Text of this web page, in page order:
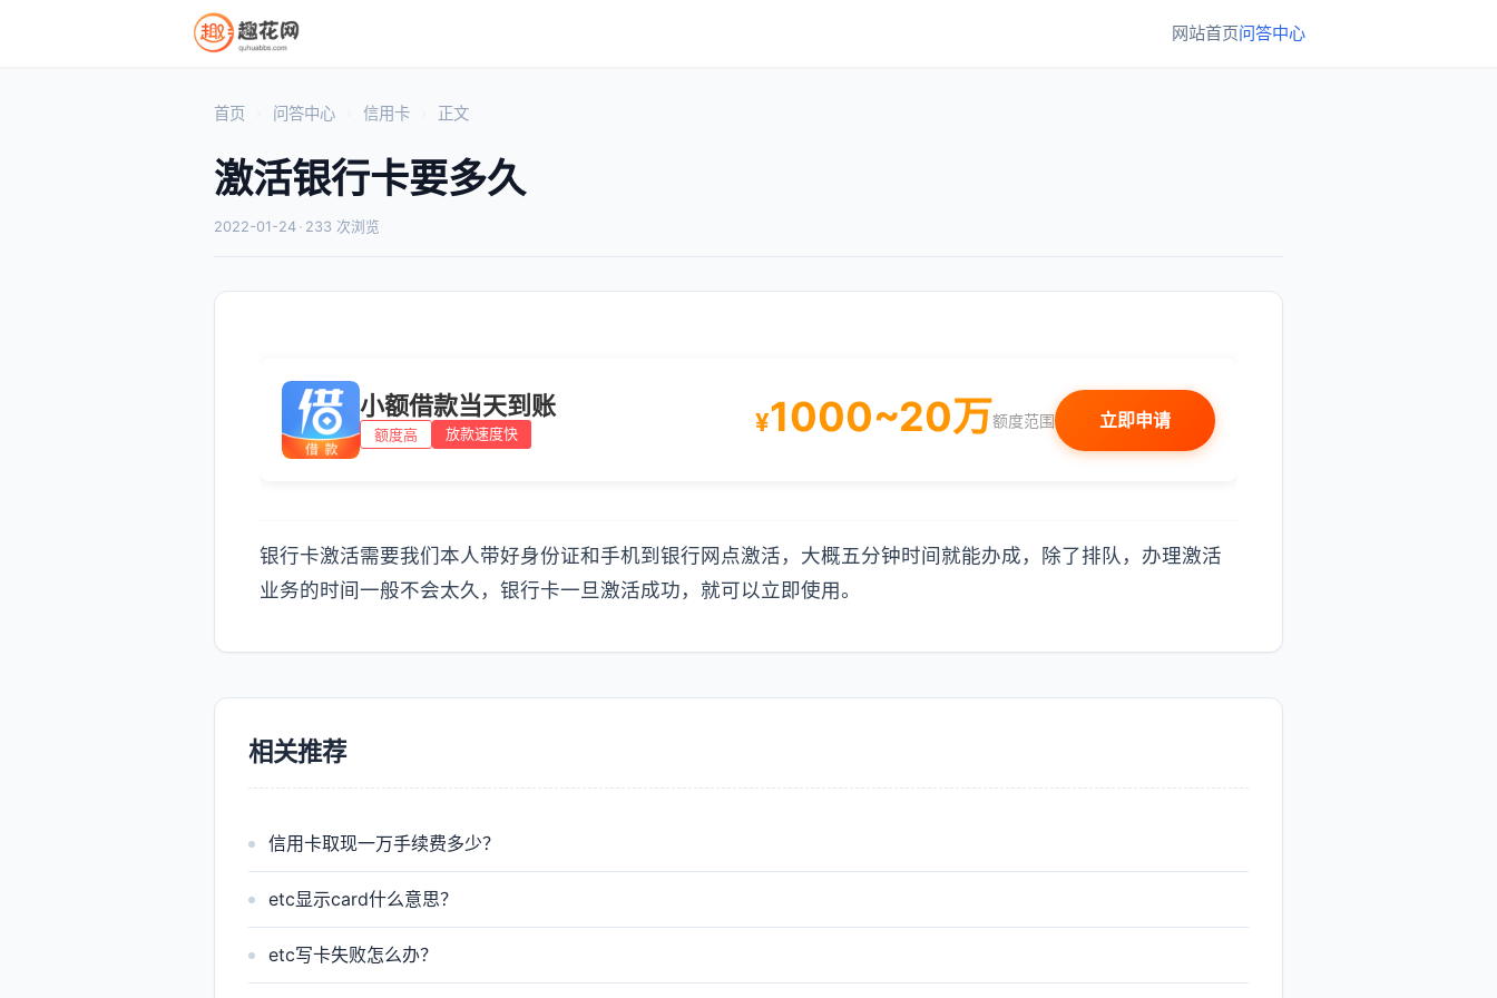
网站首页问答中心
首页 问答中心 信用卡 正文
激活银行卡要多久
2022-01-24 · 233 次浏览
小额借款当天到账
额度高 放款速度快 ¥1000~20万额度范围 立即申请
银行卡激活需要我们本人带好身份证和手机到银行网点激活，大概五分钟时间就能办成，除了排队，办理激活
业务的时间一般不会太久，银行卡一旦激活成功，就可以立即使用。
相关推荐
信用卡取现一万手续费多少？
etc显示card什么意思？
etc写卡失败怎么办？